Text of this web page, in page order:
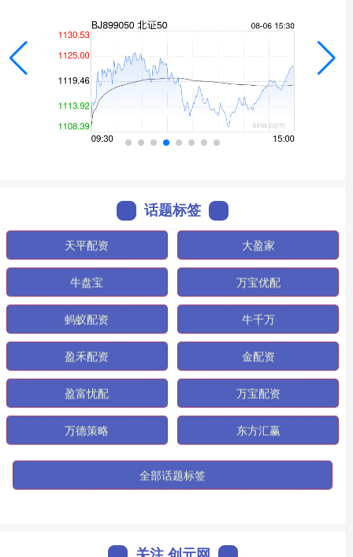
话题标签
天平配资 大盈家
牛盘宝 万宝优配
蚂蚁配资 牛千万
盈禾配资 金配资
盈富忧配 万宝配资
万德策略 东方汇赢
全部话题标签